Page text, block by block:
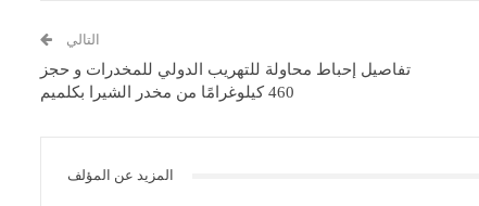
التالي
تفاصيل إحباط محاولة للتهريب الدولي للمخدرات و حجز
460 كيلوغرامًا من مخدر الشيرا بكلميم
المزيد عن المؤلف